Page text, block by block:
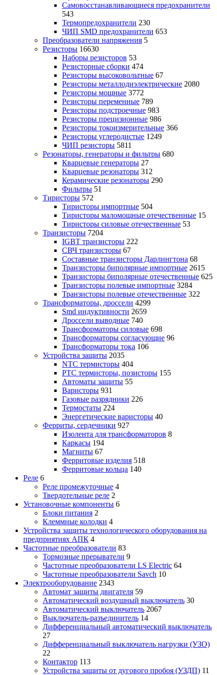
Самовосстанавливающиеся предохранители
543
Термопредохранители 230
ЧИП SMD предохранители 653
Преобразователи напряжения 5
Резисторы 16630
Наборы резисторов 53
Резисторные сборки 474
Резисторы высоковольтные 67
Резисторы металлодиэлектрические 2080
Резисторы мощные 3772
Резисторы переменные 789
Резисторы подстроечные 983
Резисторы прецизионные 986
Резисторы токоизмерительные 366
Резисторы углеродистые 1249
ЧИП резисторы 5811
Резонаторы, генераторы и фильтры 680
Кварцевые генераторы 27
Кварцевые резонаторы 312
Керамические резонаторы 290
Фильтры 51
Тиристоры 572
Тиристоры импортные 504
Тиристоры маломощные отечественные 15
Тиристоры силовые отечественные 53
Транзисторы 7204
IGBT транзисторы 222
СВЧ транзисторы 67
Составные транзисторы Дарлингтона 68
Транзисторы биполярные импортные 2615
Транзисторы биполярные отечественные 625
Транзисторы полевые импортные 3284
Транзисторы полевые отечественные 322
Трансформаторы, дроссели 4299
Smd индуктивности 2659
Дроссели выводные 740
Трансформаторы силовые 698
Трансформаторы согласующие 96
Трансформаторы тока 106
Устройства защиты 2035
NTC термисторы 404
PTC термисторы, позисторы 155
Автоматы защиты 55
Варисторы 931
Газовые разрядники 226
Термостаты 224
Энергетические варисторы 40
Ферриты, сердечники 927
Изолента для трансформаторов 8
Каркасы 194
Магниты 67
Ферритовые изделия 518
Ферритовые кольца 140
Реле 6
Реле промежуточные 4
Твердотельные реле 2
Установочные компоненты 6
Блоки питания 2
Клеммные колодки 4
Устройства защиты технологического оборудования на
предприятиях АПК 4
Частотные преобразователи 83
Тормозные прерыватели 9
Частотные преобразователи LS Electric 64
Частотные преобразователи Savch 10
Электрооборудование 2343
Автомат защиты двигателя 59
Автоматический воздушный выключатель 30
Автоматический выключатель 2067
Выключатель-разъединитель 14
Дифференциальный автоматический выключатель
27
Дифференциальный выключатель нагрузки (УЗО)
22
Контактор 113
Устройства защиты от дугового пробоя (УЗДП) 11